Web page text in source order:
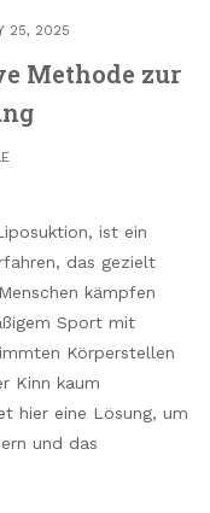
25, 2025
Methode zur
ist ein
das gezielt
kämpfen
Sport mit
Körperstellen
Kinn kaum
hier eine Lösung, um
und das